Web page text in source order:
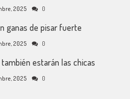
2025 0
ganas de pisar fuerte
2025 0
estarán las chicas
2025 0